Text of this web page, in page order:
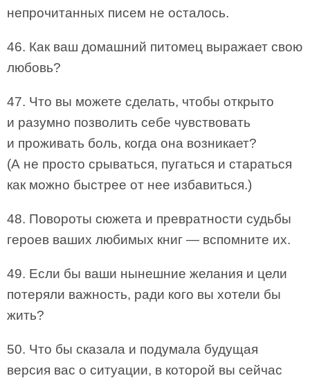
непрочитанных писем не осталось.
46. Как ваш домашний питомец выражает свою
любовь?
47. Что вы можете сделать, чтобы открыто
и разумно позволить себе чувствовать
и проживать боль, когда она возникает?
(А не просто срываться, пугаться и стараться
как можно быстрее от нее избавиться.)
48. Повороты сюжета и превратности судьбы
героев ваших любимых книг — вспомните их.
49. Если бы ваши нынешние желания и цели
потеряли важность, ради кого вы хотели бы
жить?
50. Что бы сказала и подумала будущая
версия вас о ситуации, в которой вы сейчас